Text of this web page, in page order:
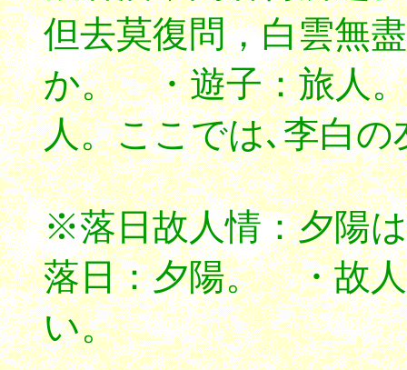
但去莫復問，白雲無
か。 ・遊子：旅人
人。ここでは､李白
※落日故人情：夕陽
落日：夕陽。 ・故
い。